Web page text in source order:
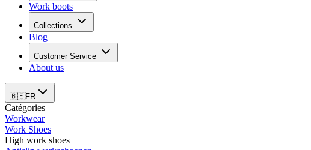
Work boots
Collections
Blog
Customer Service
About us
🇧🇪FR
Catégories
Workwear
Work Shoes
High work shoes